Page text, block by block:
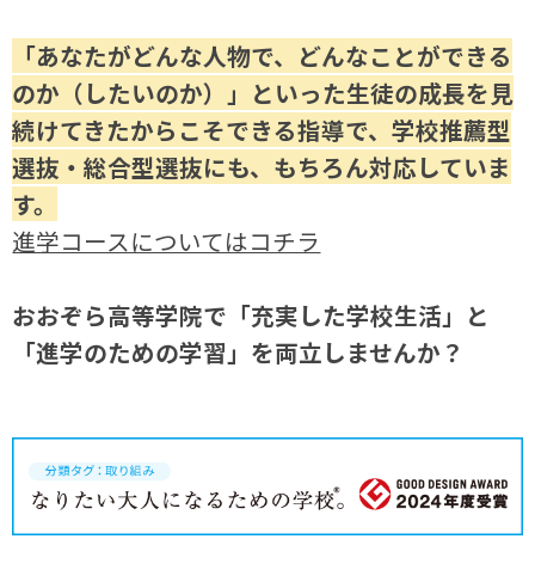
「あなたがどんな人物で、どんなことができる
のか（したいのか）」といった生徒の成長を見
続けてきたからこそできる指導で、学校推薦型
選抜・総合型選抜にも、 もちろん対応していま
す。
進学コースについてはコチラ
おおぞら高等学院で「充実した学校生活」と
「進学のための学習」を両立しませんか？